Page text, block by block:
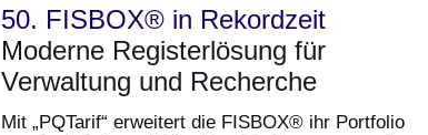
50. FISBOX® in Rekordzeit
Moderne Registerlösung für
Verwaltung und Recherche
Mit „PQTarif“ erweitert die FISBOX® ihr Portfolio